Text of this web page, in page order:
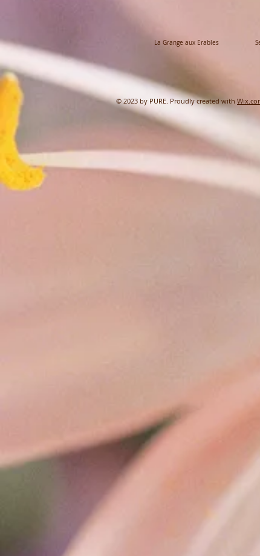
La Grange aux Erables
© 2023 by PURE. Proudly created with